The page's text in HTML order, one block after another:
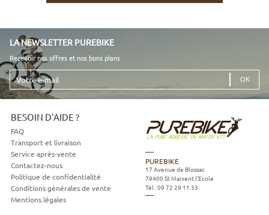
LA NEWSLETTER PUREBIKE
Recevoir nos offres et nos bons plans
Votre
e-
mail
BESOIN D'AIDE ?
FAQ
Transport et livraison
Service après-vente
Contactez-nous
Politique de confidentialité
Conditions générales de vente
Mentions légales
PUREBIKE
17 Avenue de Blossac
79400 St Maixent l'Ecole
Tél :09 72 29 11 33